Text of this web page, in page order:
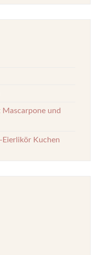
Mascarpone und
Kuchen